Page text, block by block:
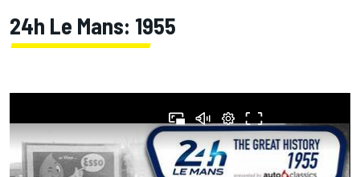
24h Le Mans: 1955